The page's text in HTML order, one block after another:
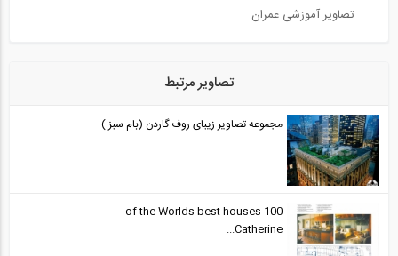
تصاویر آموزشی عمران
تصاویر مرتبط
مجموعه تصاویر زیبای روف گاردن (بام سبز )
100 of the Worlds best houses
Catherine...